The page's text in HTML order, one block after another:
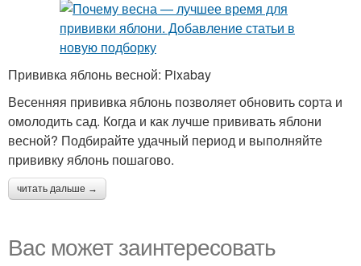
Прививка яблонь весной: Pixabay
Весенняя прививка яблонь позволяет обновить сорта и
омолодить сад. Когда и как лучше прививать яблони
весной? Подбирайте удачный период и выполняйте
прививку яблонь пошагово.
читать дальше →
Вас может заинтересовать